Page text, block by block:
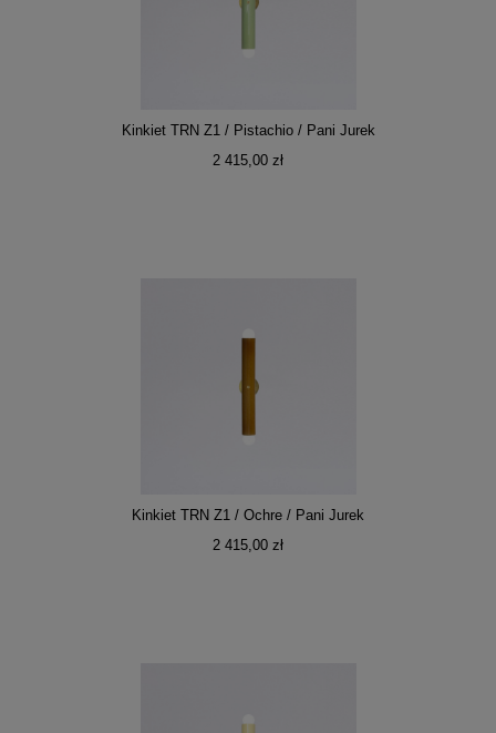
Kinkiet TRN Z1 / Pistachio / Pani Jurek
2 415,00 zł
Kinkiet TRN Z1 / Ochre / Pani Jurek
2 415,00 zł